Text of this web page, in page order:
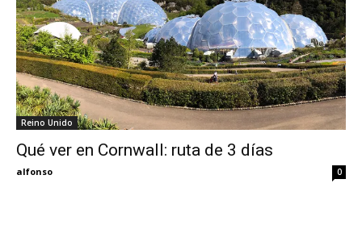
Reino Unido
Qué ver en Cornwall: ruta de 3 días
alfonso 0